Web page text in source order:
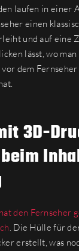
laufen in einer
einen
und auf eine
lässt, wo man
dem Fernseher
3D-
den Fernseher
. Die Hülle für
erstellt, was